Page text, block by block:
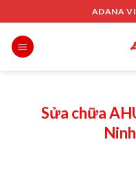
to
content
ADANA
Sửa chữa